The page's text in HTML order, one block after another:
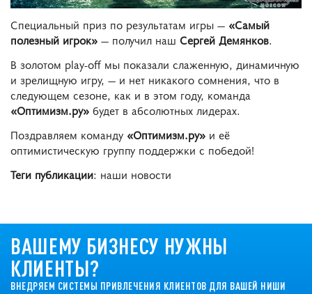
Специальный приз по результатам игры — «Самый
полезный игрок» — получил наш Сергей Демянков.
В золотом play-off мы показали слаженную, динамичную
и зрелищную игру, — и нет никакого сомнения, что в
следующем сезоне, как и в этом году, команда
«Оптимизм.ру» будет в абсолютных лидерах.
Поздравляем команду «Оптимизм.ру» и её
оптимистическую группу поддержки с победой!
Теги публикации: наши новости
ВАШЕМУ БИЗНЕСУ НУЖНЫ
КЛИЕНТЫ?
ВНЕДРЯЕМ СИСТЕМЫ ПРИВЛЕЧЕНИЯ КЛИЕНТОВ ДЛЯ ВАШЕЙ НИШИ